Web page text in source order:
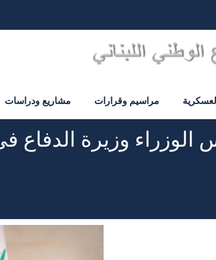
مراسيم وقرارات مشاريع ودراسات
وزيرة الدفاع